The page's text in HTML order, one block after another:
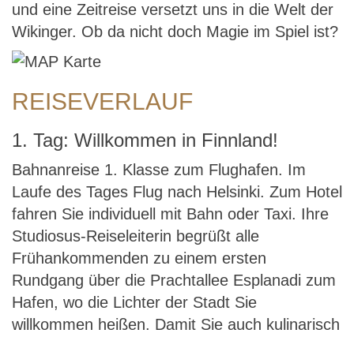
und eine Zeitreise versetzt uns in die Welt der
Wikinger. Ob da nicht doch Magie im Spiel ist?
REISEVERLAUF
1. Tag: Willkommen in Finnland!
Bahnanreise 1. Klasse zum Flughafen. Im
Laufe des Tages Flug nach Helsinki. Zum Hotel
fahren Sie individuell mit Bahn oder Taxi. Ihre
Studiosus-Reiseleiterin begrüßt alle
Frühankommenden zu einem ersten
Rundgang über die Prachtallee Esplanadi zum
Hafen, wo die Lichter der Stadt Sie
willkommen heißen. Damit Sie auch kulinarisch